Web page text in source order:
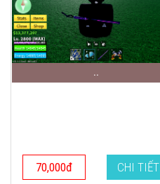
..
70,000đ CHI TIẾT